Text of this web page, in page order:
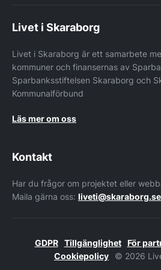
Livet i Skaraborg
Livet i Skaraborg är ett samarbete
kommuner och finansernas av
Sparbanksstiftelsen Skaraborg och
Kommunalförbund
Läs mer om oss
Kontakt
Har du frågor om projektet eller
Maila gärna oss: liveti@skaraborg.se
GDPR Tillgänglighet För
Cookiepolicy
© 2026